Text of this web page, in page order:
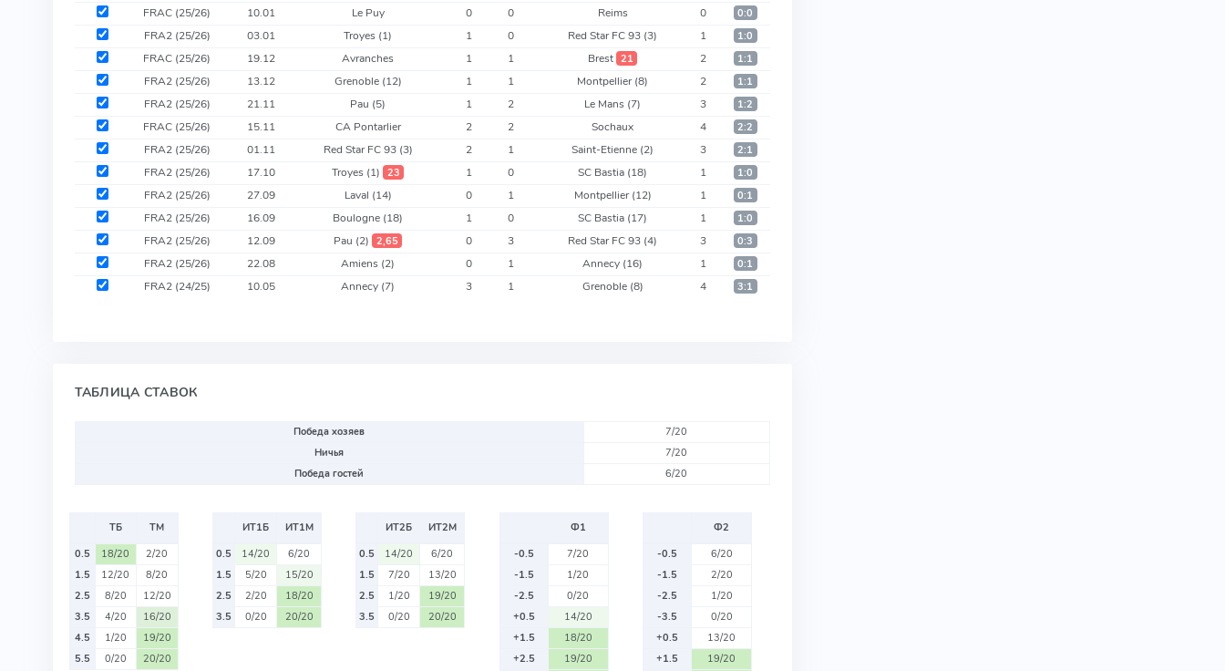
FRAC (25/26) 10.01 Le Puy 0 0 Reims 0 0:0
FRA2 (25/26) 03.01 Troyes (1) 1 0 Red Star FC 93 (3) 1 1:0
FRAC (25/26) 19.12 Avranches 1 1 Brest 21 2 1:1
FRA2 (25/26) 13.12 Grenoble (12) 1 1 Montpellier(8) 2 1:1
FRA2 (25/26) 21.11 Pau (5) 1 2 Le Mans (7) 3 1:2
FRAC (25/26) 15.11 CA Pontarlier 2 2 Sochaux 4 2:2
FRA2 (25/26) 01.11 Red Star FC 93 (3) 2 1 Saint-Etienne (2) 3 2:1
FRA2 (25/26) 17.10 Troyes (1) 23 1 0 SC Bastia (18) 1 1:0
FRA2 (25/26) 27.09 Laval (14) 0 1 Montpellier(12) 1 0:1
FRA2 (25/26) 16.09 Boulogne (18) 1 0 SC Bastia (17) 1 1:0
FRA2 (25/26) 12.09 Pau (2) 2,65 0 3 Red Star FC 93 (4) 3 0:3
FRA2 (25/26) 22.08 Amiens (2) 0 1 Annecy (16) 1 0:1
FRA2 (24/25) 10.05 Annecy (7) 3 1 Grenoble (8) 4 3:1
ТАБЛИЦА СТАВОК
Победа хозяев
7/20
Ничья
7/20
Победа гостей
6/20
ТБ
ТМ
0.5
18/20
2/20
1.5
12/20
8/20
2.5
8/20
12/20
3.5
4/20
16/20
4.5
1/20
19/20
5.5
0/20 20/20
ИТ1Б
ИТ1М
0.5
14/20
6/20
1.5
5/20
15/20
2.5
2/20
18/20
3.5
0/20 20/20
ИТ2Б
ИТ2М
0.5
14/20
6/20
1.5
7/20
13/20
2.5
1/20
19/20
3.5
0/20 20/20
Ф1
-0.5
7/20
-1.5
1/20
-2.5
0/20
+0.5
14/20
+1.5
18/20
+2.5
19/20
Ф2
-0.5
6/20
-1.5
2/20
-2.5
1/20
-3.5
0/20
+0.5
13/20
+1.5
19/20